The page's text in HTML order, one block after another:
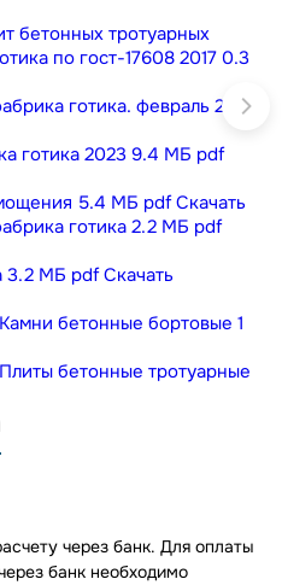
бетонных тротуарных
по гост-17608 2017 0.3
готика. февраль 2023
готика 2023 9.4 МБ pdf
5.4 МБ pdf Скачать
готика 2.2 МБ pdf
3.2 МБ pdf Скачать
бетонные бортовые 1
бетонные тротуарные
через банк. Для оплаты
банк необходимо